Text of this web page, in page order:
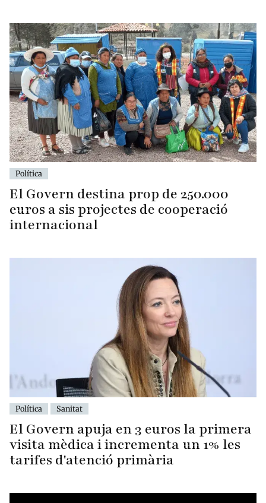
Política
El Govern destina prop de 250.000
euros a sis projectes de cooperació
internacional
Política Sanitat
El Govern apuja en 3 euros la primera
visita mèdica i incrementa un 1% les
tarifes d'atenció primària